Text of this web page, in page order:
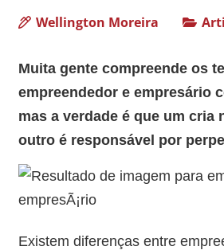
Wellington Moreira
Muita gente compreende os
empreendedor e empresário
mas a verdade é que um cria
outro é responsável por
Existem diferenças entre